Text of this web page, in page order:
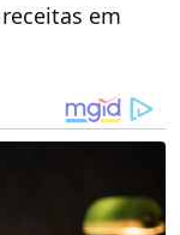
em